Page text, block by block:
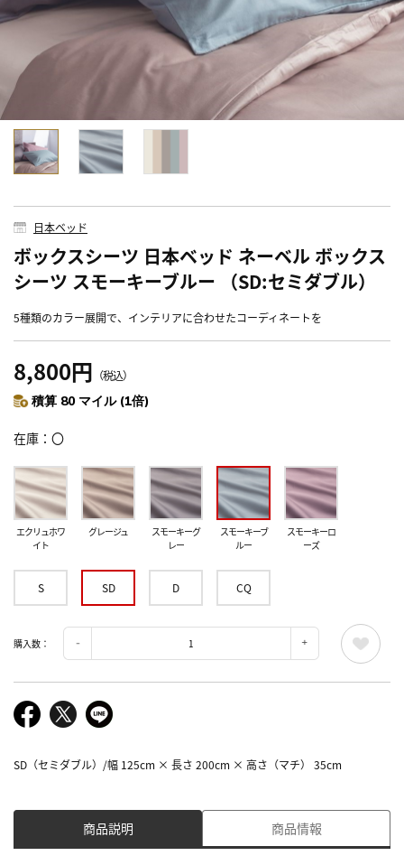
日本ベッド
ボックスシーツ 日本ベッド ネーベル ボックス
シーツ スモーキーブルー （SD:セミダブル）
5種類のカラー展開で、インテリアに合わせたコーディネートを
8,800円 （税込）
積算 80 マイル (1倍)
在庫 〇
エクリュホワ
イト
グレージュ
スモーキーグ
レー
スモーキーブ
ルー
スモーキーロ
ーズ
S SD D CQ
購入数：
SD（セミダブル）/幅 125cm × 長さ 200cm × 高さ（マチ） 35cm
商品説明 商品情報